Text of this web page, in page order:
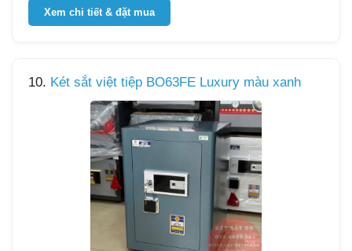
Xem chi tiết & đặt mua
10. Két sắt việt tiệp BO63FE Luxury màu xanh